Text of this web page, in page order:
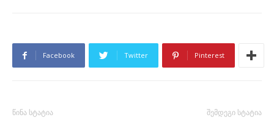
Facebook Twitter Pinterest
წინა სტატია შემდეგი სტატია